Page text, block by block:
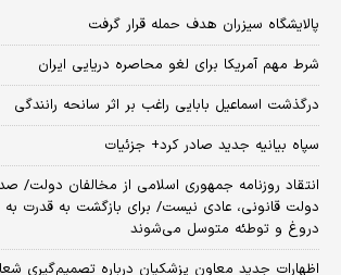
پالایشگاه سیزران هدف حمله قرار گرفت
شرط مهم آمریکا برای لغو محاصره دریایی ایران
درگذشت اسماعیل بابایی راغب بر اثر سانحه رانندگی
سپاه بیانیه جدید صادر کرد+ جزئیات
انتقاد روزنامه جمهوری اسلامی از مخالفان
دولت قانونی، عادی نیست/ برای بازگشت به قدرت
دروغ و توطئه متوسل می‌شوند